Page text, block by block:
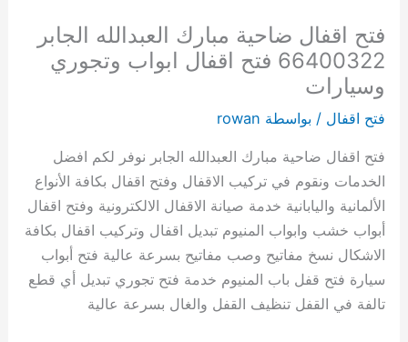
فتح اقفال ضاحية مبارك العبدالله الجابر
66400322 فتح اقفال ابواب وتجوري
وسيارات
فتح اقفال / بواسطة rowan
فتح اقفال ضاحية مبارك العبدالله الجابر نوفر لكم افضل
الخدمات ونقوم في تركيب الاقفال وفتح اقفال بكافة الأنواع
الألمانية واليابانية خدمة صيانة الاقفال الالكترونية وفتح اقفال
أبواب خشب وابواب المنيوم تبديل اقفال وتركيب اقفال بكافة
الاشكال نسخ مفاتيح وصب مفاتيح بسرعة عالية فتح أبواب
سيارة فتح قفل باب المنيوم خدمة فتح تجوري تبديل أي قطع
تالفة في القفل تنظيف القفل والغال بسرعة عالية